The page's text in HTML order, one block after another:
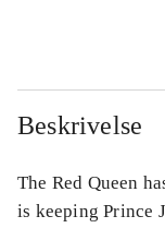
Beskrivelse
The Red Queen
is keeping Prince